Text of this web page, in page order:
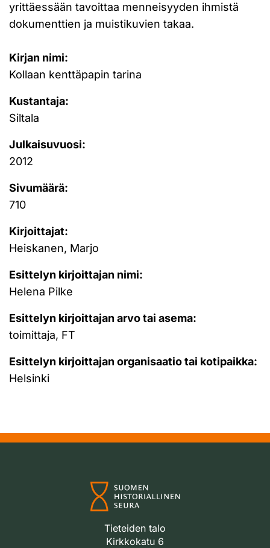
yrittäessään tavoittaa menneisyyden ihmistä
dokumenttien ja muistikuvien takaa.
Kirjan nimi:
Kollaan kenttäpapin tarina
Kustantaja:
Siltala
Julkaisuvuosi:
2012
Sivumäärä:
710
Kirjoittajat:
Heiskanen, Marjo
Esittelyn kirjoittajan nimi:
Helena Pilke
Esittelyn kirjoittajan arvo tai asema:
toimittaja, FT
Esittelyn kirjoittajan organisaatio tai kotipaikka:
Helsinki
Tieteiden talo
Kirkkokatu 6